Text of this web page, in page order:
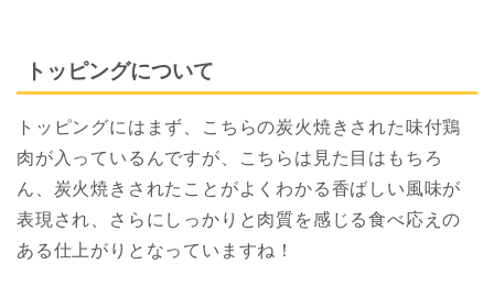
トッピングについて
トッピングにはまず、こちらの炭火焼きされた味付鶏
肉が入っているんですが、こちらは見た目はもちろ
ん、炭火焼きされたことがよくわかる香ばしい風味が
表現され、さらにしっかりと肉質を感じる食べ応えの
ある仕上がりとなっていますね！